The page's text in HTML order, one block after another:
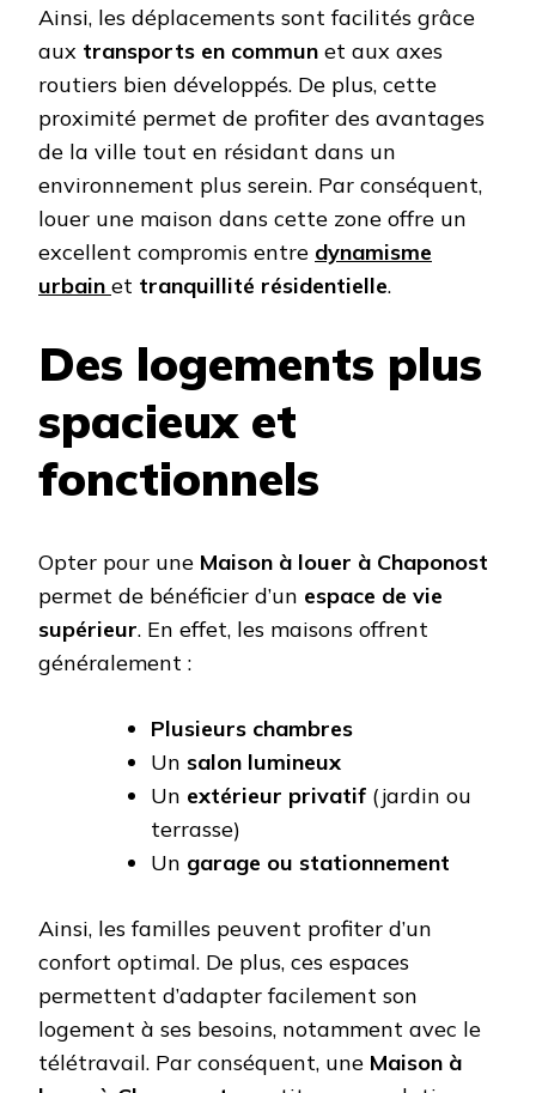
Ainsi, les déplacements sont facilités grâce
aux transports en commun et aux axes
routiers bien développés. De plus, cette
proximité permet de profiter des avantages
de la ville tout en résidant dans un
environnement plus serein. Par conséquent,
louer une maison dans cette zone offre un
excellent compromis entre dynamisme
urbain et tranquillité résidentielle.
Des logements plus
spacieux et
fonctionnels
Opter pour une Maison à louer à Chaponost
permet de bénéficier d’un espace de vie
supérieur. En effet, les maisons offrent
généralement :
Plusieurs chambres
Un salon lumineux
Un extérieur privatif (jardin ou
terrasse)
Un garage ou stationnement
Ainsi, les familles peuvent profiter d’un
confort optimal. De plus, ces espaces
permettent d’adapter facilement son
logement à ses besoins, notamment avec le
télétravail. Par conséquent, une Maison à